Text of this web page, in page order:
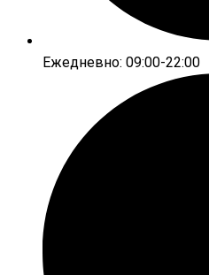
Ежедневно: 09:00-22:00